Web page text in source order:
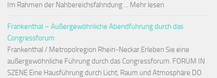
Im Rahmen der Nahbereichsfahndung ... Mehr lesen
Frankenthal – Außergewöhnliche Abendführung durch das
Congressforum
Frankenthal / Metropolregion Rhein-Neckar.Erleben Sie eine
außergewöhnliche Führung durch das Congressforum. FORUM IN
SZENE Eine Hausführung durch Licht, Raum und Atmosphäre DO